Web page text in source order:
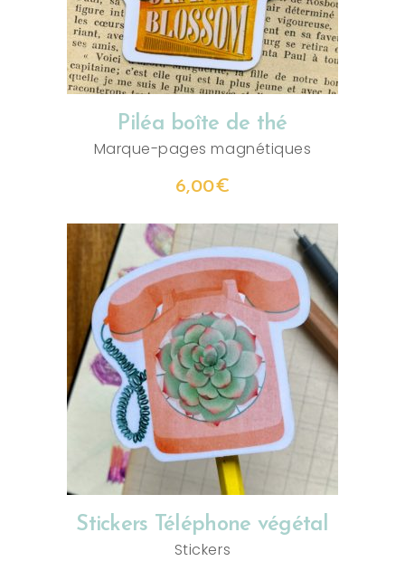
Piléa boîte de thé
Marque-pages magnétiques
6,00€
AJOUTER AU PANIER
Stickers Téléphone végétal
Stickers